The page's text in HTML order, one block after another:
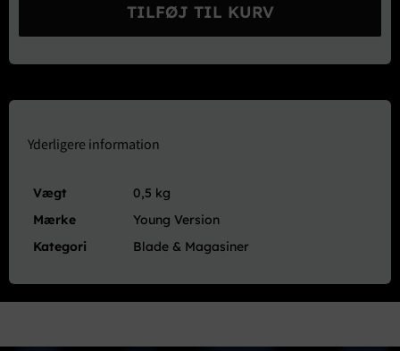
Car
Tuning
6
TILFØJ TIL KURV
Yderligere information
Vægt
0,5 kg
Mærke
Young Version
Kategori
Blade & Magasiner